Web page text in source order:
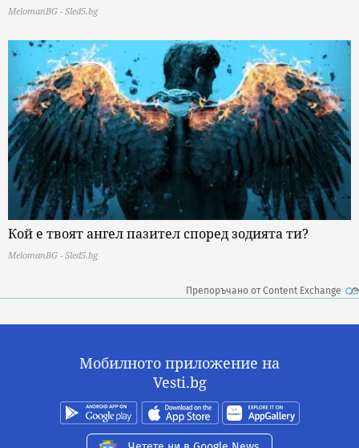
MelomanBG - Sled5.bg
Кой е твоят ангел пазител според зодията ти?
MelomanBG - Sled5.bg
Препоръчано от Content Exchange
Мобилното приложение на
Vesti.bg